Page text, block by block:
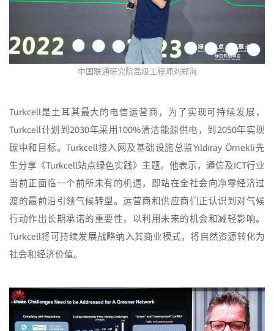
中国联通研究院高级工程师刘郑海
Turkcell是土耳其最大的电信运营商，为了实现可持续发展，
Turkcell计划到2030年采用100%清洁能源供电，到2050年实现
碳中和目标。Turkcell接入网及基础设施总监Yıldıray Örnekli先
生分享《Turkcell站点绿色实践》主题。他表示，通信及ICT行业
当前正面临一个前所未有的机遇，即站在全社会向净零经济过
渡的最前沿引领气候转型。运营商和供应商们正认识到对气候
行动作出长期承诺的重要性，以利用未来的机会和减轻影响。
Turkcell将可持续发展战略纳入其商业模式，将自然资源转化为
社会和经济价值。